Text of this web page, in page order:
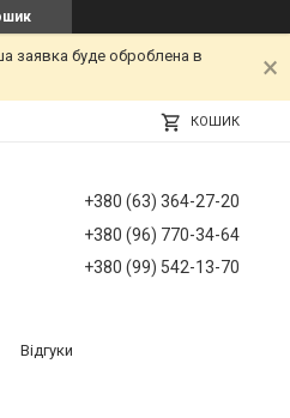
заявка буде оброблена в
КОШИК
+380 (63) 364-27-20
+380 (96) 770-34-64
+380 (99) 542-13-70
Відгуки